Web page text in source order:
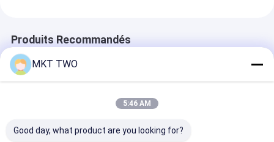
Produits Recommandés
MKT TWO
5:46 AM
Good day, what product are you looking for?